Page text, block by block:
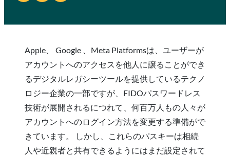
Apple、 Google 、Meta Platformsは、ユーザーが
アカウントへのアクセスを他人に譲ることができ
るデジタルレガシーツールを提供しているテクノ
ロジー企業の一部ですが、FIDOパスワードレス
技術が展開されるにつれて、何百万人もの人々が
アカウントへのログイン方法を変更する準備がで
きています。 しかし、これらのパスキーは相続
人や近親者と共有できるようにはまだ設定されて